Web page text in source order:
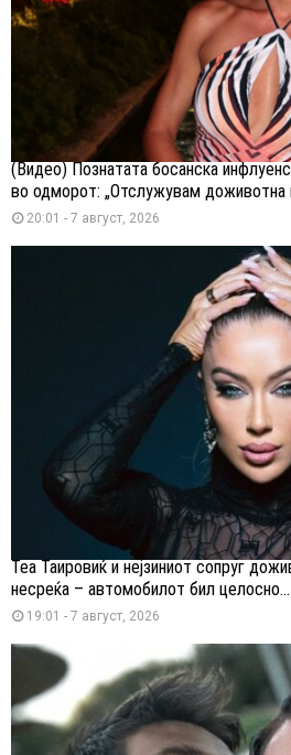
(Видео) Познатата босанска
во одморот: „Отслужувам доживотна
20:01 - 7 август, 2026
Теа Таировиќ и нејзиниот сопруг
несреќа – автомобилот бил целосно...
19:01 - 7 август, 2026